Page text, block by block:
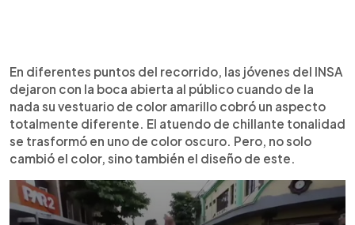
En diferentes puntos del recorrido, las jóvenes del INSA
dejaron con la boca abierta al público cuando de la
nada su vestuario de color amarillo cobró un aspecto
totalmente diferente. El atuendo de chillante tonalidad
se trasformó en uno de color oscuro. Pero, no solo
cambió el color, sino también el diseño de este.